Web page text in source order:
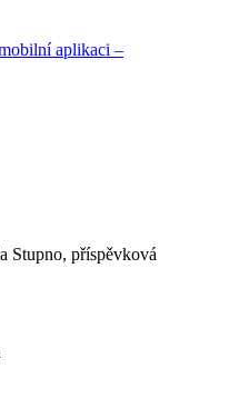
aplikaci –
Stupno, příspěvková